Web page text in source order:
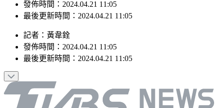
發佈時間：2024.04.21 11:05
最後更新時間：2024.04.21 11:05
記者 ： 黃韋銓
發佈時間： 2024.04.21 11:05
最後更新時間： 2024.04.21 11:05